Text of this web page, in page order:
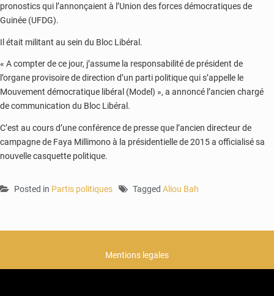
pronostics qui l’annonçaient à l’Union des forces démocratiques de
Guinée (UFDG).
Il était militant au sein du Bloc Libéral.
« A compter de ce jour, j’assume la responsabilité de président de
l’organe provisoire de direction d’un parti politique qui s’appelle le
Mouvement démocratique libéral (Model) », a annoncé l’ancien chargé
de communication du Bloc Libéral.
C’est au cours d’une conférence de presse que l’ancien directeur de
campagne de Faya Millimono à la présidentielle de 2015 a officialisé sa
nouvelle casquette politique.
Posted in Partis politiques Tagged Aliou Bah
Mentions legales